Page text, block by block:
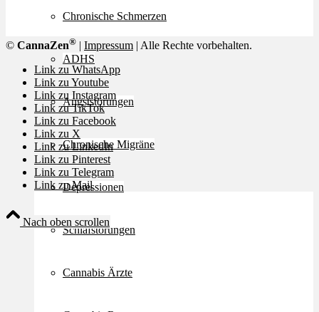
Chronische Schmerzen
ADHS
Angststörungen
Chronische Migräne
Depressionen
Schlafstörungen
Cannabis Ärzte
© CannaZen® | Impressum | Alle Rechte vorbehalten.
Link zu WhatsApp
Link zu Youtube
Link zu Instagram
Link zu TikTok
Link zu Facebook
Link zu X
Link zu LinkedIn
Link zu Pinterest
Link zu Telegram
Link zu Mail
Nach oben scrollen